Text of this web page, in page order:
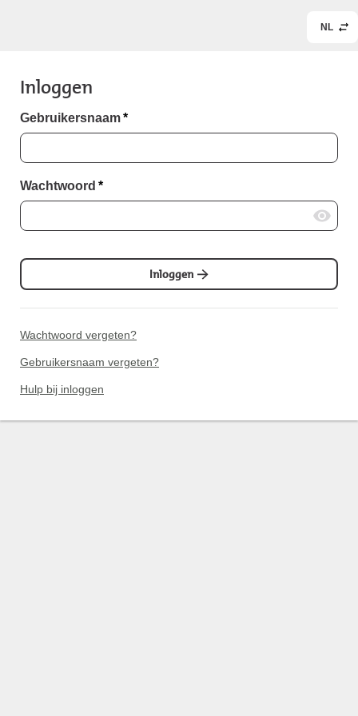
NL
Inloggen
Gebruikersnaam*
Wachtwoord *
Inloggen
Wachtwoord vergeten?
Gebruikersnaam vergeten?
Hulp bij inloggen